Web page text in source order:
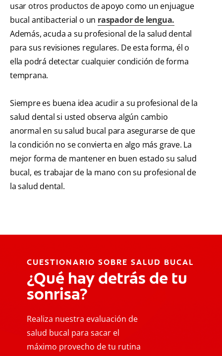
usar otros productos de apoyo como un enjuague
bucal antibacterial o un raspador de lengua.
Además, acuda a su profesional de la salud dental
para sus revisiones regulares. De esta forma, él o
ella podrá detectar cualquier condición de forma
temprana.
Siempre es buena idea acudir a su profesional de la
salud dental si usted observa algún cambio
anormal en su salud bucal para asegurarse de que
la condición no se convierta en algo más grave. La
mejor forma de mantener en buen estado su salud
bucal, es trabajar de la mano con su profesional de
la salud dental.
CUESTIONARIO SOBRE SALUD BUCAL
¿Qué hay detrás de tu
sonrisa?
Realiza nuestra evaluación de
salud bucal para sacar el
máximo provecho de tu rutina